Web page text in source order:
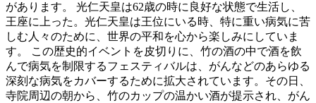
があります。 光仁天皇は62歳の時に良好な状態で生活し、
王座に上った。光仁天皇は王位にいる時、特に重い病気に苦
しむ人々のために、世界の平和を心から楽しみにしていま
す。 この歴史的イベントを皮切りに、竹の酒の中で酒を飲
んで病気を制限するフェスティバルは、がんなどのあらゆる
深刻な病気をカバーするために拡大されています。その日、
寺院周辺の朝から、竹のカップの温かい酒が提示され、がん